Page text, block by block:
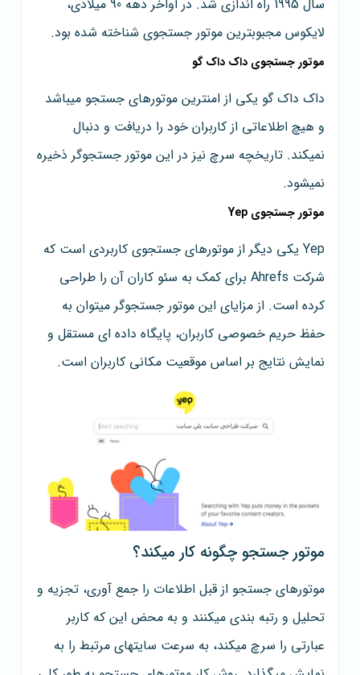
سال 1995 راه اندازی شد. در اواخر دهه 90 میلادی،
لایکوس مجبوبترین موتور جستجوی شناخته شده بود.
موتور جستجوی داک داک گو
داک داک گو یکی از امنترین موتورهای جستجو میباشد
و هیچ اطلاعاتی از کاربران خود را دریافت و دنبال
نمیکند. تاریخچه سرچ نیز در این موتور جستجوگر ذخیره
نمیشود.
موتور جستجوی Yep
Yep یکی دیگر از موتورهای جستجوی کاربردی است که
شرکت Ahrefs برای کمک به سئو کاران آن را طراحی
کرده است. از مزایای این موتور جستجوگر میتوان به
حفظ حریم خصوصی کاربران، پایگاه داده ای مستقل و
نمایش نتایج بر اساس موقعیت مکانی کاربران است.
موتور جستجو چگونه کار میکند؟
موتورهای جستجو از قبل اطلاعات را جمع آوری، تجزیه و
تحلیل و رتبه بندی میکنند و به محض این که کاربر
عبارتی را سرچ میکند، به سرعت سایتهای مرتبط را به